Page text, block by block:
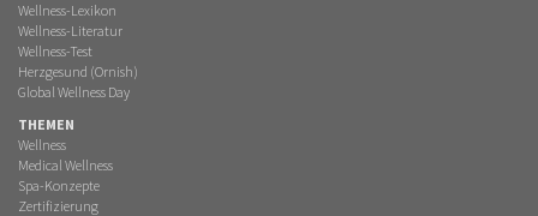
Wellness-Lexikon
Wellness-Literatur
Wellness-Test
Herzgesund (Ornish)
Global Wellness Day
THEMEN
Wellness
Medical Wellness
Spa-Konzepte
Zertifizierung